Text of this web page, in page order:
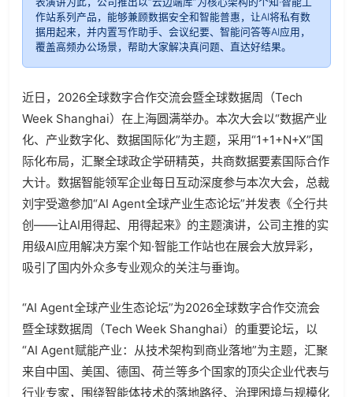
作站系列产品，能够兼顾数据安全和智能普惠，让AI将私有数
据用起来，并内置写作助手、会议纪要、智能问答等AI应用，
覆盖高频办公场景，帮助大家解决真问题、直达好结果。
近日，2026全球数字合作交流会暨全球数据周（Tech
Week Shanghai）在上海圆满举办。本次大会以“数据产业
化、产业数字化、数据国际化”为主题，采用“1+1+N+X”国
际化布局，汇聚全球政企学研精英，共商数据要素国际合作
大计。数据智能领军企业每日互动深度参与本次大会，总裁
刘宇受邀参加“AI Agent全球产业生态论坛”并发表《仝行共
创——让AI用得起、用得起来》的主题演讲，公司主推的实
用级AI应用解决方案个知·智能工作站也在展会大放异彩，
吸引了国内外众多专业观众的关注与垂询。
“AI Agent全球产业生态论坛”为2026全球数字合作交流会
暨全球数据周（Tech Week Shanghai）的重要论坛，以
“AI Agent赋能产业：从技术架构到商业落地”为主题，汇聚
来自中国、美国、德国、荷兰等多个国家的顶尖企业代表与
行业专家，围绕智能体技术的落地路径、治理困境与规模化